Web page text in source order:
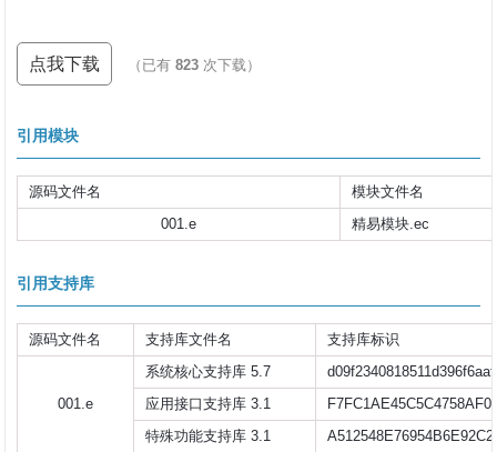
点我下载 （已有823 次下载）
引用模块
源码文件名
模块文件名
001.e
精易模块.ec
引用支持库
源码文件名 支持库文件名 支持库标识
001.e
系统核心支持库 5.7
应用接口支持库 3.1
特殊功能支持库 3.1